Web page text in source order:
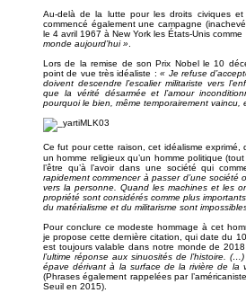
Au-delà de la lutte pour les droits civiques
commencé également une campagne
le 4 avril 1967 à New York les États-Unis comme
monde aujourd’hui »
Lors de la remise de son Prix Nobel le 10
point de vue très idéaliste :« Je refuse
doivent descendre l’escalier militariste vers
que la vérité désarmée et l’amour
pourquoi le bien, même temporairement
Ce fut pour cette raison, cet idéalisme
un homme religieux qu’un homme politique
l’être qu’à l’avoir dans une société qui
rapidement commencer à passer d’une
vers la personne. Quand les machines et les
propriété sont considérés comme plus
du matérialisme et du militarisme sont
Pour conclure ce modeste hommage à cet
je propose cette dernière citation, qui date du
est toujours valable dans notre monde de
l’ultime réponse aux sinuosités de l’histoire.
épave dérivant à la surface de la rivière de la
(Phrases également rappelées par
Seuil en 2015).